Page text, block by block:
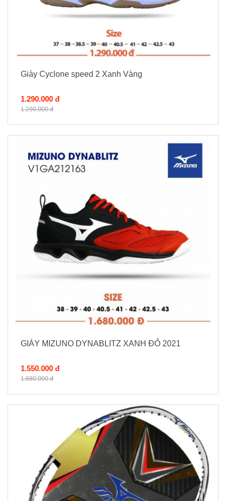
Giày Cyclone speed 2 Xanh Vàng
1.290.000 đ
1.290.000 đ
GIÀY MIZUNO DYNABLITZ XANH ĐỎ 2021
1.550.000 đ
1.680.000 đ